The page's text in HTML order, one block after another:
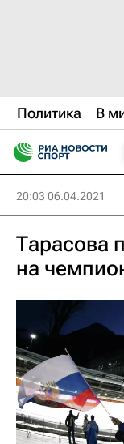
Политика В
20:03 06.04.2021
Тарасова
на